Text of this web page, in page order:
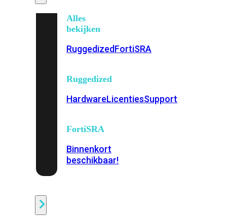
Alles
bekijken
RuggedizedFortiSRA
Ruggedized
HardwareLicentiesSupport
FortiSRA
Binnenkort
beschikbaar!